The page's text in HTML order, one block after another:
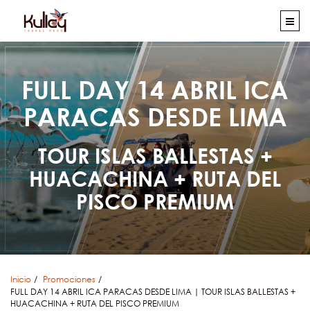
FULL DAY 14 ABRIL ICA
PARACAS DESDE LIMA
TOUR ISLAS BALLESTAS +
HUACACHINA + RUTA DEL
PISCO PREMIUM
Inicio
Promociones
FULL DAY 14 ABRIL ICA PARACAS DESDE LIMA | TOUR ISLAS BALLESTAS +
HUACACHINA + RUTA DEL PISCO PREMIUM